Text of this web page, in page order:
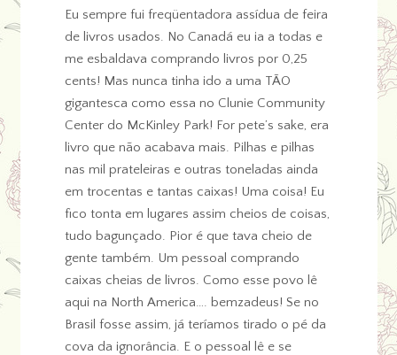
Eu sempre fui freqüentadora assídua de feira
de livros usados. No Canadá eu ia a todas e
me esbaldava comprando livros por 0,25
cents! Mas nunca tinha ido a uma TÃO
gigantesca como essa no Clunie Community
Center do McKinley Park! For pete’s sake, era
livro que não acabava mais. Pilhas e pilhas
nas mil prateleiras e outras toneladas ainda
em trocentas e tantas caixas! Uma coisa! Eu
fico tonta em lugares assim cheios de coisas,
tudo bagunçado. Pior é que tava cheio de
gente também. Um pessoal comprando
caixas cheias de livros. Como esse povo lê
aqui na North America…. bemzadeus! Se no
Brasil fosse assim, já teríamos tirado o pé da
cova da ignorância. E o pessoal lê e se